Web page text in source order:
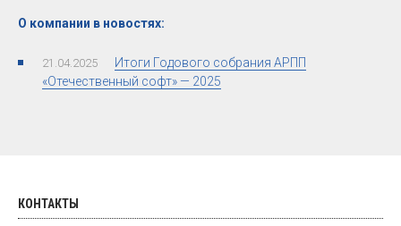
О компании в новостях:
21.04.2025
Итоги Годового собрания АРПП
«Отечественный софт» — 2025
КОНТАКТЫ